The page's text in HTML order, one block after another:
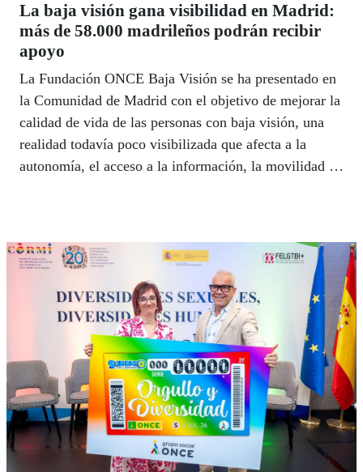
La baja visión gana visibilidad en Madrid:
más de 58.000 madrileños podrán recibir
apoyo
La Fundación ONCE Baja Visión se ha presentado en
la Comunidad de Madrid con el objetivo de mejorar la
calidad de vida de las personas con baja visión, una
realidad todavía poco visibilizada que afecta a la
autonomía, el acceso a la información, la movilidad y